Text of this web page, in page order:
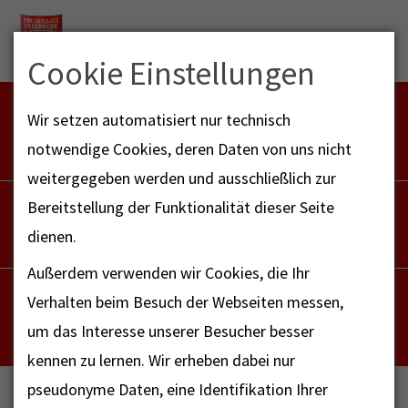
Menu
FEUERWEHR NOTFALL-RETTUNGSDIENST
112
POLIZEI
NOTRUF - FAX FÜR HÖRBEHINDERTE
112
Cookie Einstellungen
Wir setzen automatisiert nur technisch
notwendige Cookies, deren Daten von uns nicht
weitergegeben werden und ausschließlich zur
Bereitstellung der Funktionalität dieser Seite
dienen.
Außerdem verwenden wir Cookies, die Ihr
Verhalten beim Besuch der Webseiten messen,
um das Interesse unserer Besucher besser
kennen zu lernen. Wir erheben dabei nur
pseudonyme Daten, eine Identifikation Ihrer